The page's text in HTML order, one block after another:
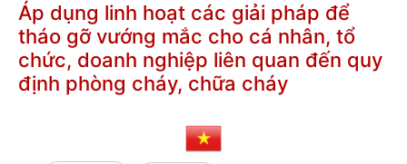
Áp dụng linh hoạt các giải pháp để
tháo gỡ vướng mắc cho cá nhân, tổ
chức, doanh nghiệp liên quan đến quy
định phòng cháy, chữa cháy